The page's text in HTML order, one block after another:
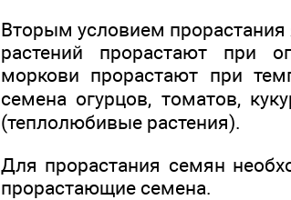
Вторым условием
растений прорастают при
моркови прорастают при
семена огурцов, томатов,
(теплолюбивые растения).
Для прорастания семян
прорастающие семена.